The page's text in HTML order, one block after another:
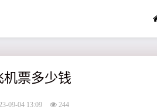
机票多少钱
09-04 13:09 244